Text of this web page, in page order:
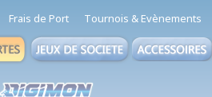
Frais de Port Tournois & Evènements